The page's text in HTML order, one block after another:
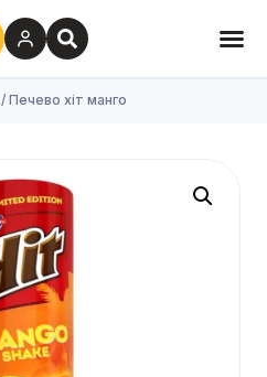
/ Печево хіт манго